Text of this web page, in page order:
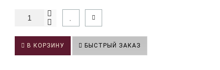
В КОРЗИНУ БЫСТРЫЙ ЗАКАЗ